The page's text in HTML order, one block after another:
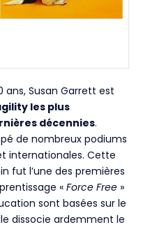
ans, Susan Garrett est
les plus
décennies.
de nombreux podiums
internationales. Cette
fut l’une des premières
« Force Free »
sont basées sur le
dissocie ardemment le